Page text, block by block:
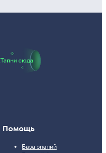
Тапни сюда
Помощь
База знаний